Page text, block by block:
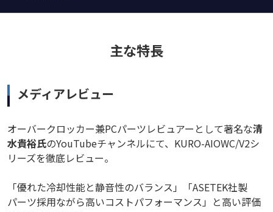
主な特長
メディアレビュー
オーバークロッカー兼PCパーツレビュアーとして著名な清
水貴裕氏のYouTubeチャンネルにて、KURO-AIOWC/V2シ
リーズを徹底レビュー。
「優れた冷却性能と静音性のバランス」「ASETEK社製
パーツ採用ながら高いコストパフォーマンス」と高い評価